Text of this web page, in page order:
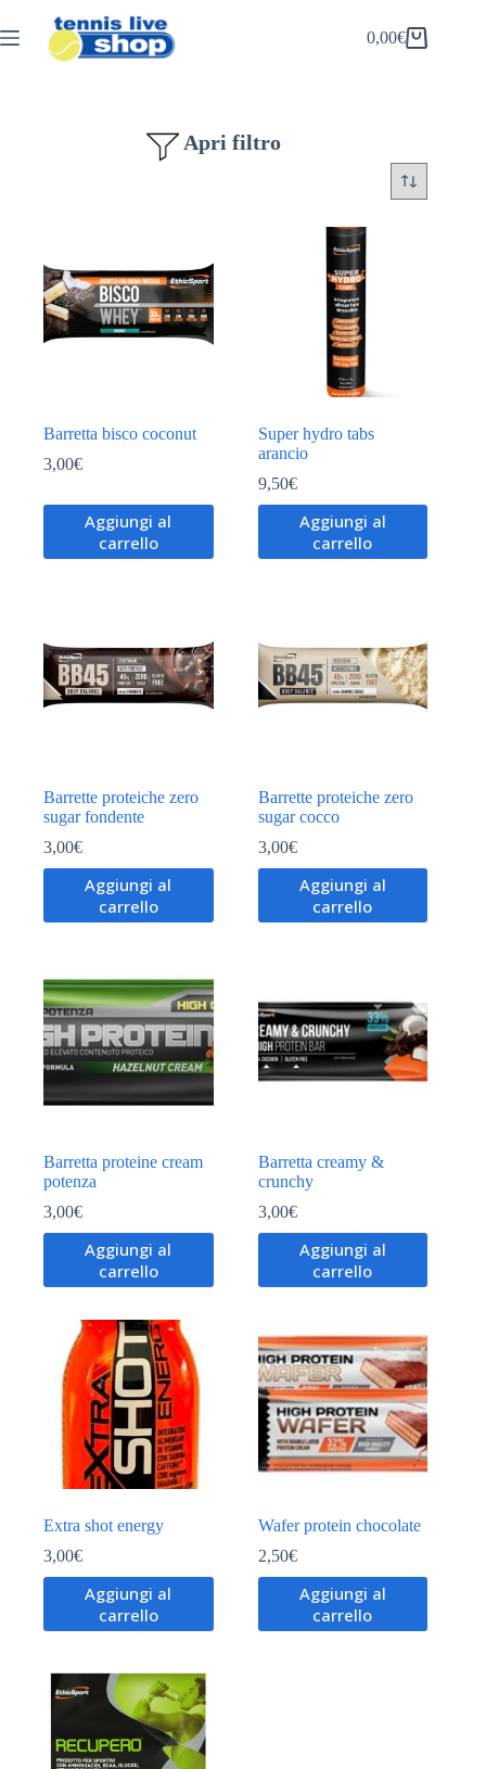
al
contenuto
Carrello
0,00€
Apri filtro
Barretta bisco coconut
3,00€
Aggiungi al
carrello
Super hydro tabs
arancio
9,50€
Aggiungi al
carrello
Barrette proteiche zero
sugar fondente
3,00€
Aggiungi al
carrello
Barrette proteiche zero
sugar cocco
3,00€
Aggiungi al
carrello
Barretta proteine cream
potenza
3,00€
Aggiungi al
carrello
Barretta creamy &
crunchy
3,00€
Aggiungi al
carrello
Extra shot energy
3,00€
Aggiungi al
carrello
Wafer protein chocolate
2,50€
Aggiungi al
carrello